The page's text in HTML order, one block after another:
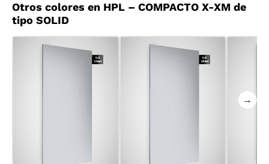
Otros colores en HPL – COMPACTO X-XM de
tipo SOLID
→